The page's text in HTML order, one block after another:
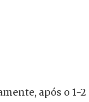
após o 1-2